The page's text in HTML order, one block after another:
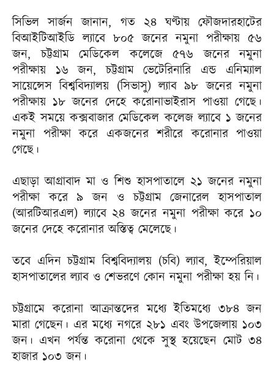
সিভিল সার্জন জানান, গত ২৪ ঘণ্টায় ফৌজদারহাটের
বিআইটিআইডি ল্যাবে ৮০৫ জনের নমুনা পরীক্ষায় ৫৬
জন, চট্টগ্রাম মেডিকেল কলেজে ৫৭৬ জনের নমুনা
পরীক্ষায় ১৬ জন, চট্টগ্রাম ভেটেরিনারি এন্ড এনিম্যাল
সায়েন্সেস বিশ্ববিদ্যালয় (সিভাসু) ল্যাব ৯৮ জনের নমুনা
পরীক্ষায় ১৮ জনের দেহে করোনাভাইরাস পাওয়া গেছে।
একই সময়ে কক্সবাজার মেডিকেল কলেজ ল্যাবে ১ জনের
নমুনা পরীক্ষা করে একজনের শরীরে করোনার পাওয়া
গেছে।
এছাড়া আগ্রাবাদ মা ও শিশু হাসপাতালে ২১ জনের নমুনা
পরীক্ষা করে ৯ জন ও চট্টগ্রাম জেনারেল হাসপাতাল
(আরটিআরএল) ল্যাবে ২৪ জনের নমুনা পরীক্ষা করে ১০
জনের দেহে করোনার অস্তিত্ব মেলেছে।
তবে এদিন চট্টগ্রাম বিশ্ববিদ্যালয় (চবি) ল্যাব, ইম্পেরিয়াল
হাসপাতালের ল্যাব ও শেভরণে কোন নমুনা পরীক্ষা হয় নি।
চট্টগ্রামে করোনা আক্রান্তদের মধ্যে ইতিমধ্যে ৩৮৪ জন
মারা গেছেন। এর মধ্যে নগরে ২৮১ এবং উপজেলায় ১০৩
জন। এখন পর্যন্ত করোনা থেকে সুস্থ হয়েছেন মোট ৩৪
হাজার ১০৩ জন।